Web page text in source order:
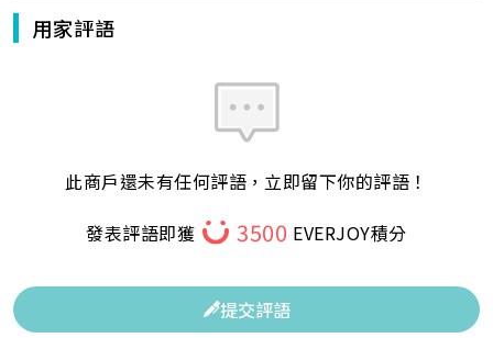
用家評語
此商戶還未有任何評語，立即留下你的評語！
發表評語即獲
3500 EVERJOY積分
提交評語